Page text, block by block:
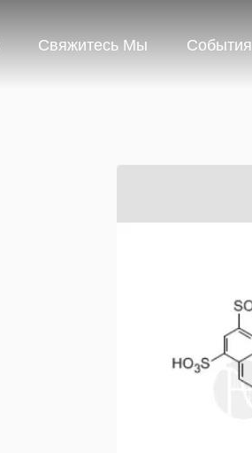
Свяжитесь Мы События